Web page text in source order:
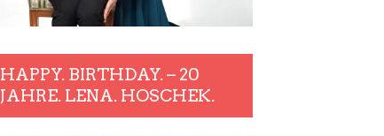
HAPPY. BIRTHDAY. – 20
JAHRE. LENA. HOSCHEK.